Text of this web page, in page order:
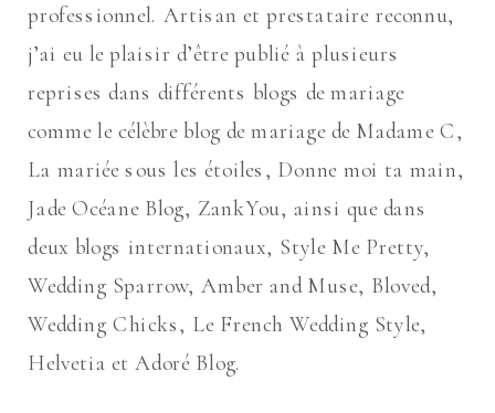
professionnel. Artisan et prestataire reconnu,
j’ai eu le plaisir d’être publié à plusieurs
reprises dans différents blogs de mariage
comme le célèbre blog de mariage de Madame C,
La mariée sous les étoiles, Donne moi ta main,
Jade Océane Blog, ZankYou, ainsi que dans
deux blogs internationaux, Style Me Pretty,
Wedding Sparrow, Amber and Muse, Bloved,
Wedding Chicks, Le French Wedding Style,
Helvetia et Adoré Blog.